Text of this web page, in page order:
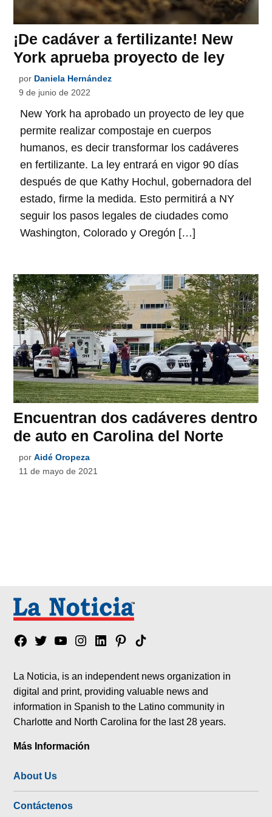
¡De cadáver a fertilizante! New
York aprueba proyecto de ley
por Daniela Hernández
9 de junio de 2022
New York ha aprobado un proyecto de ley que
permite realizar compostaje en cuerpos
humanos, es decir transformar los cadáveres
en fertilizante. La ley entrará en vigor 90 días
después de que Kathy Hochul, gobernadora del
estado, firme la medida. Esto permitirá a NY
seguir los pasos legales de ciudades como
Washington, Colorado y Oregón […]
Encuentran dos cadáveres dentro
de auto en Carolina del Norte
por Aidé Oropeza
11 de mayo de 2021
Facebook
TwitterYouTubeInstagram
LinkedinPinterest
Tik
La Noticia, is an independent news organization in
digital and print, providing valuable news and
information in Spanish to the Latino community in
Charlotte and North Carolina for the last 28 years.
Más Información
About Us
Contáctenos